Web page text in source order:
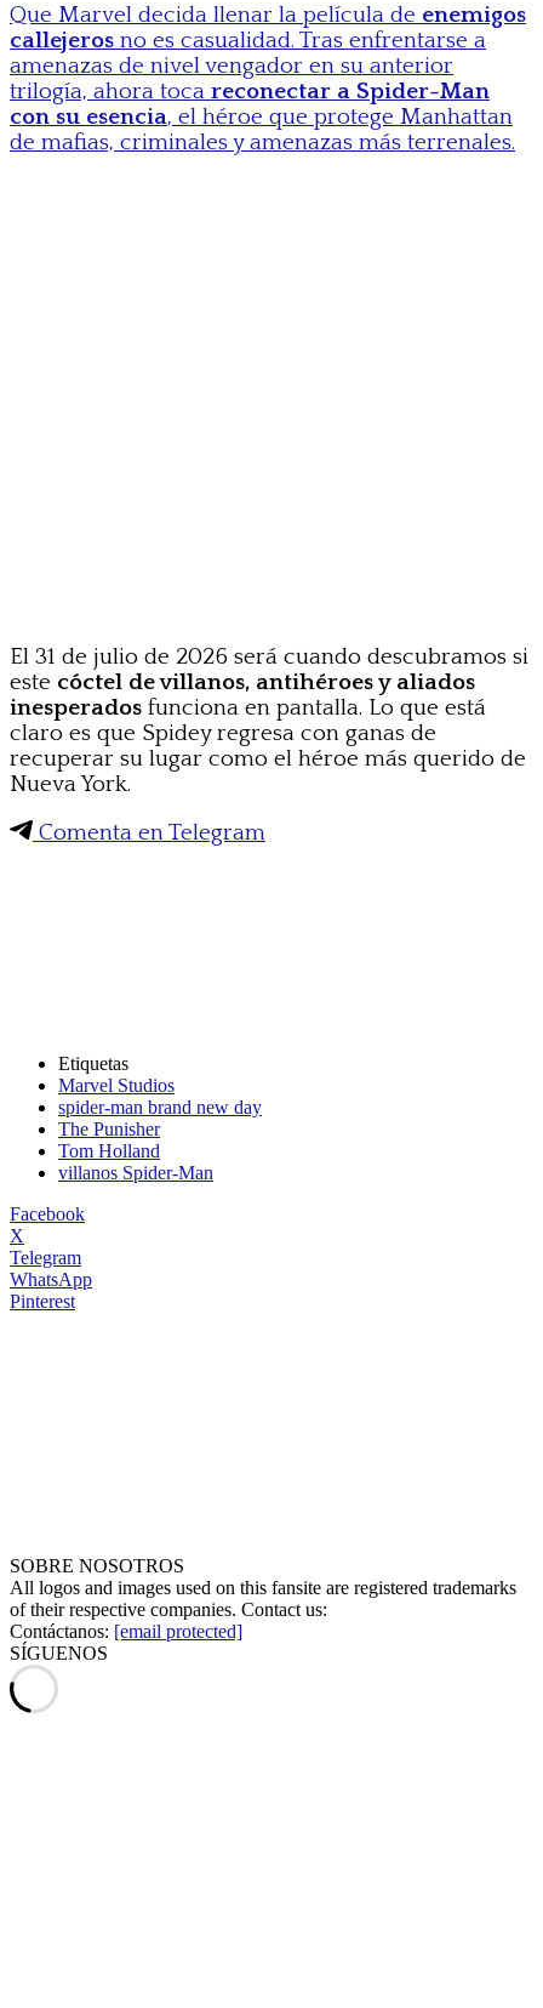
Que Marvel decida llenar la película de enemigos
callejeros no es casualidad. Tras enfrentarse a
amenazas de nivel vengador en su anterior
trilogía, ahora toca reconectar a Spider-Man
con su esencia, el héroe que protege Manhattan
de mafias, criminales y amenazas más terrenales.
El 31 de julio de 2026 será cuando descubramos si
este cóctel de villanos, antihéroes y aliados
inesperados funciona en pantalla. Lo que está
claro es que Spidey regresa con ganas de
recuperar su lugar como el héroe más querido de
Nueva York.
Comenta en Telegram
Etiquetas
Marvel Studios
spider-man brand new day
The Punisher
Tom Holland
villanos Spider-Man
Facebook
X
Telegram
WhatsApp
Pinterest
SOBRE NOSOTROS
All logos and images used on this fansite are registered trademarks
of their respective companies. Contact us:
Contáctanos: [email protected]
SÍGUENOS